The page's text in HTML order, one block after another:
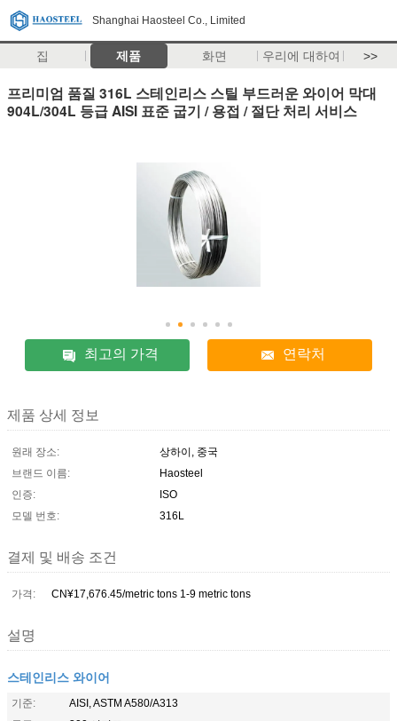
Shanghai Haosteel Co., Limited
집 제품 화면 우리에 대하여 >>
프리미엄 품질 316L 스테인리스 스틸 부드러운 와이어 막대
904L/304L 등급 AISI 표준 굽기 / 용접 / 절단 처리 서비스
최고의 가격 연락처
제품 상세 정보
원래 장소:
상하이, 중국
브랜드 이름:
Haosteel
인증:
ISO
모델 번호:
316L
결제 및 배송 조건
가격: CN¥17,676.45/metric tons 1-9 metric tons
설명
스테인리스 와이어
기준:
AISI, ASTM A580/A313